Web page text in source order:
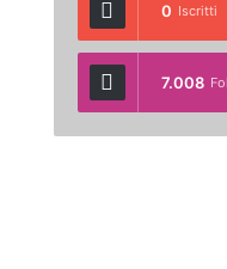
0 Iscritti
7.008